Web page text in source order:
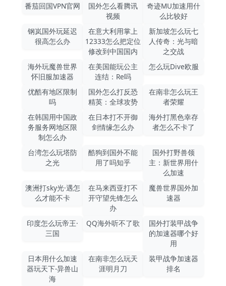
番茄回国VPN官网
国外怎么看腾讯
视频
奇迹MU加速用什
么比较好
钢岚国外玩延迟
很高怎么办
在意大利用掌上
12333怎么把定位
修改到中国国内
新加坡怎么玩七
人传奇：光与暗
之交战
海外玩魔兽世界
怀旧服加速器
在美国能玩公主
连结：Re吗
怎么玩Dive欧服
优酷有地区限制
吗
国外怎么打反恐
精英：全球攻势
在南非怎么玩王
者荣耀
在韩国用中国政
务服务网地区限
制怎么办
在日本打不开御
剑情缘怎么办
海外打黑色幸存
者怎么不卡了
台湾怎么玩塔防
之光
酷狗到国外不能
用了吗知乎
国外打野兽领
主：新世界用什
么加速
澳洲打sky光·遇怎
么才能不卡
在马来西亚打不
开守望先锋怎么
办
魔兽世界国外加
速器
印度怎么玩帝王·
三国
QQ海外听不了歌
国外打装甲战争
的加速器哪个好
用
日本用什么加速
器玩天下-异兽山
海
在南非怎么玩天
涯明月刀
装甲战争加速器
排名